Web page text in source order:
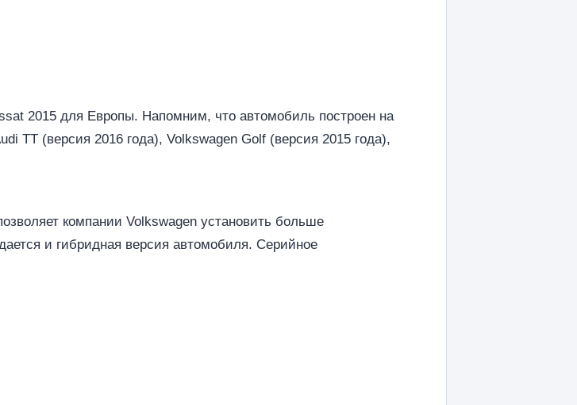
2015 для Европы. Напомним, что автомобиль построен на
TT (версия 2016 года), Volkswagen Golf (версия 2015 года),
компании Volkswagen установить больше
и гибридная версия автомобиля. Серийное